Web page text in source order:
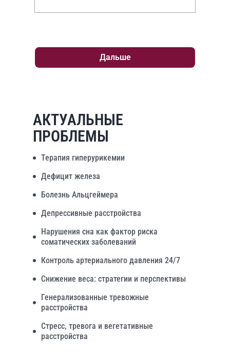
медикаментозное лечение.
Дальше
АКТУАЛЬНЫЕ
ПРОБЛЕМЫ
Терапия гиперурикемии
Дефицит железа
Болезнь Альцгеймера
Депрессивные расстройства
Нарушения сна как фактор риска
соматических заболеваний
Контроль артериального давления 24/7
Снижение веса: стратегии и перспективы
Генерализованные тревожные
расстройства
Стресс, тревога и вегетативные
расстройства